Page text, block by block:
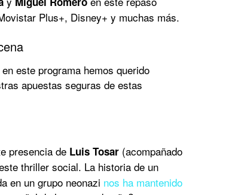
Plus+, Disney+ y muchas más.
este programa hemos querido
apuestas seguras de estas
presencia de Luis Tosar (acompañado
thriller social. La historia de un
en un grupo neonazi nos ha mantenido